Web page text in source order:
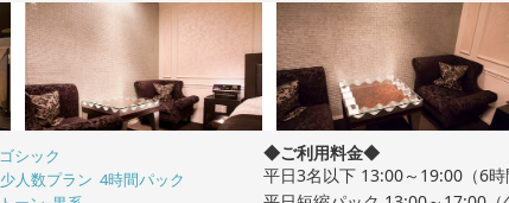
ゴシック
人数プラン 4時間パック
◆ご利用料金◆
平日3名以下 13:00～19:00（6